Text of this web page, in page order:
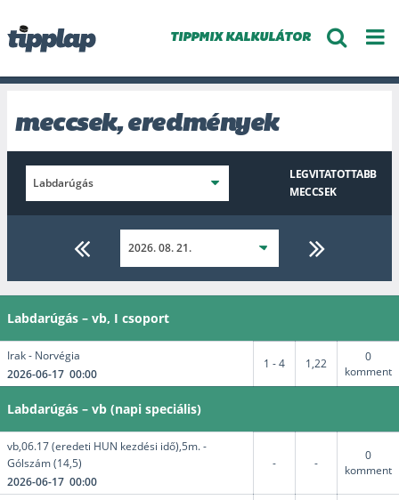
TIPPMIX KALKULÁTOR
meccsek, eredmények
LEGVITATOTTABB
MECCSEK
Labdarúgás – vb, I csoport
Irak - Norvégia
2026-06-17 00:00
1 - 4 1,22
0
komment
Labdarúgás – vb (napi speciális)
vb,06.17 (eredeti HUN kezdési idő),5m. -
Gólszám (14,5)
2026-06-17 00:00
- -
0
komment